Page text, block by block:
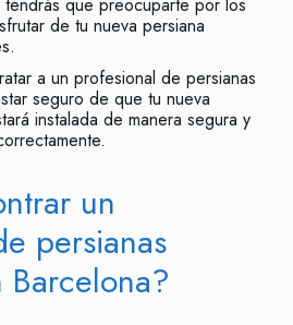
que preocuparte por los
de tu nueva persiana
a un profesional de persianas
seguro de que tu nueva
instalada de manera segura y
un
persianas